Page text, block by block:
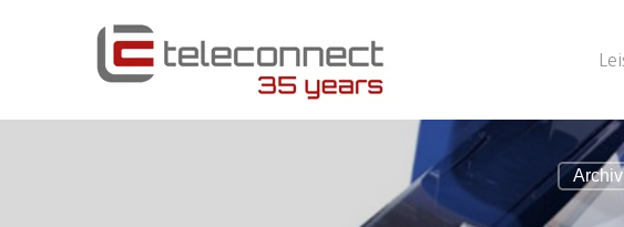
Archiv